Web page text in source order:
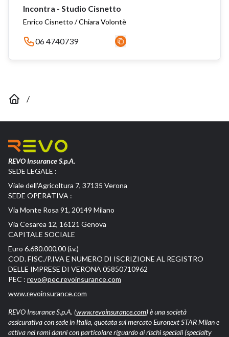
Incontra - Studio Cisnetto
Enrico Cisnetto / Chiara Volontè
06 4740739
/
REVO Insurance S.p.A.
SEDE LEGALE :
Viale dell’Agricoltura 7, 37135 Verona
SEDE OPERATIVA :
Via Monte Rosa 91, 20149 Milano
Via Cesarea 12, 16121 Genova
CAPITALE SOCIALE
Euro 6.680.000,00 (i.v.)
COD. FISC./P.IVA E NUMERO DI ISCRIZIONE AL REGISTRO
DELLE IMPRESE DI VERONA 05850710962
PEC : revo@pec.revoinsurance.com
www.revoinsurance.com
REVO Insurance S.p.A. (www.revoinsurance.com)è una società
assicurativa con sede in Italia, quotata sul mercato Euronext STAR Milan e
attiva nei rami danni con particolare riguardo ai rischi speciali (specialty